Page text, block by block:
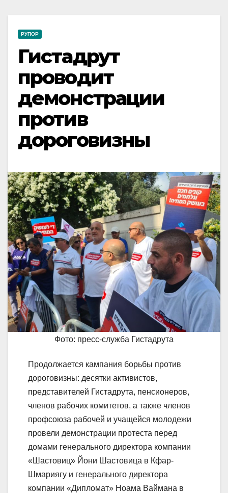
РУПОР
Гистадрут
проводит
демонстрации
против
дороговизны
Фото: пресс-служба Гистадрута
Продолжается кампания борьбы против
дороговизны: десятки активистов,
представителей Гистадрута, пенсионеров,
членов рабочих комитетов, а также членов
профсоюза рабочей и учащейся молодежи
провели демонстрации протеста перед
домами генерального директора компании
«Шастовиц» Йони Шастовица в Кфар-
Шмариягу и генерального директора
компании «Дипломат» Ноама Ваймана в